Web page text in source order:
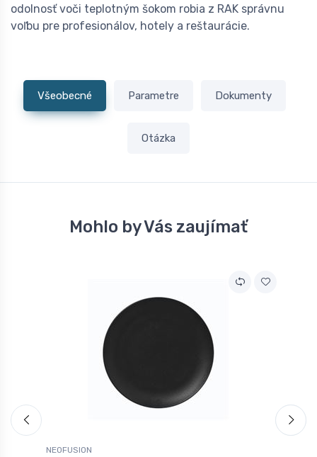
odolnosť voči teplotným šokom robia z RAK správnu
voľbu pre profesionálov, hotely a reštaurácie.
Všeobecné Parametre Dokumenty
Otázka
Mohlo by Vás zaujímať
NEOFUSION